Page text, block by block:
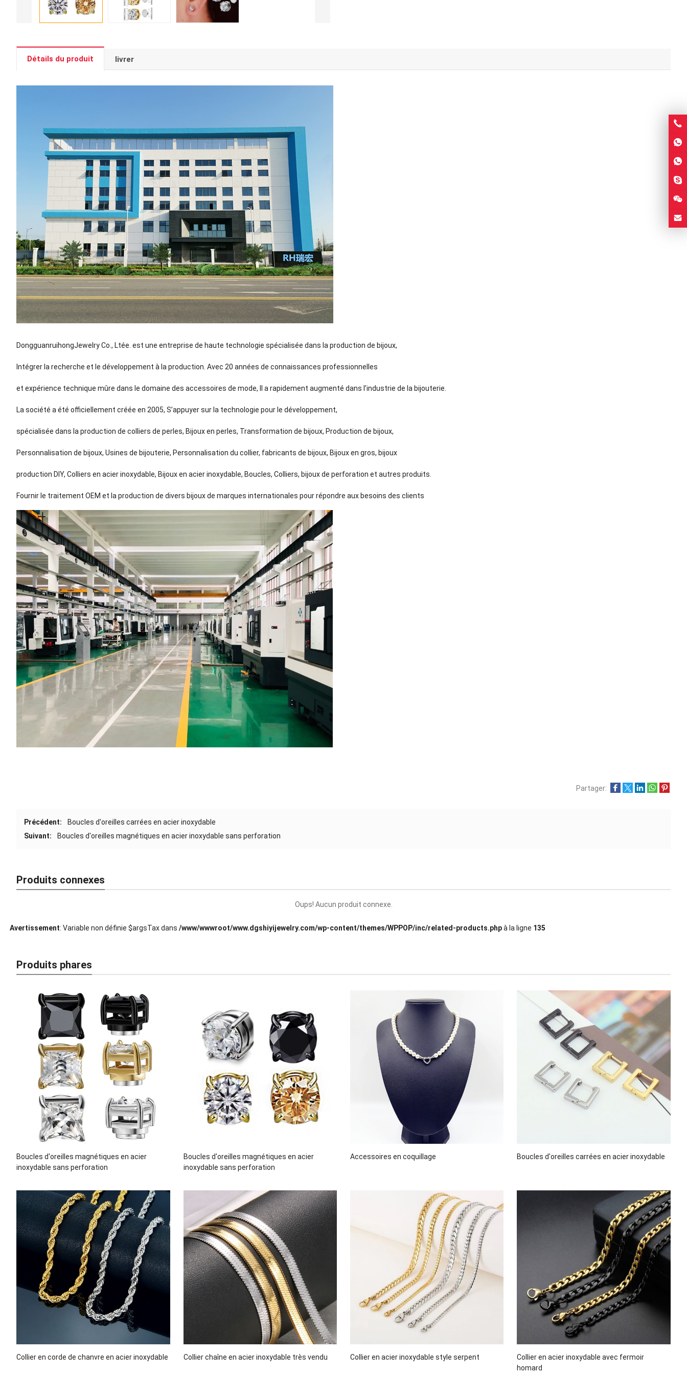
Détails du produit livrer
DongguanruihongJewelry Co., Ltée. est une entreprise de haute technologie spécialisée dans la production de bijoux,
Intégrer la recherche et le développement à la production. Avec 20 années de connaissances professionnelles
et expérience technique mûre dans le domaine des accessoires de mode, Il a rapidement augmenté dans l’industrie de la bijouterie.
La société a été officiellement créée en 2005, S’appuyer sur la technologie pour le développement,
spécialisée dans la production de colliers de perles, Bijoux en perles, Transformation de bijoux, Production de bijoux,
Personnalisation de bijoux, Usines de bijouterie, Personnalisation du collier, fabricants de bijoux, Bijoux en gros, bijoux
production DIY, Colliers en acier inoxydable, Bijoux en acier inoxydable, Boucles, Colliers, bijoux de perforation et autres produits.
Fournir le traitement OEM et la production de divers bijoux de marques internationales pour répondre aux besoins des clients
Partager:
Précédent:
Boucles d'oreilles carrées en acier inoxydable
Suivant:
Boucles d'oreilles magnétiques en acier inoxydable sans perforation
Produits connexes
Oups! Aucun produit connexe.
Avertissement: Variable non définie $argsTax dans/www/wwwroot/www.dgshiyijewelry.com/wp-content/themes/WPPOP/inc/related-products.phpà la ligne 135
Produits phares
Boucles d'oreilles magnétiques en acier
inoxydable sans perforation
Boucles d'oreilles magnétiques en acier
inoxydable sans perforation
Accessoires en coquillage Boucles d'oreilles carrées en acier inoxydable
Collier en corde de chanvre en acier inoxydable Collier chaîne en acier inoxydable très vendu Collier en acier inoxydable style serpent
Collier en acier inoxydable avec fermoir
homard